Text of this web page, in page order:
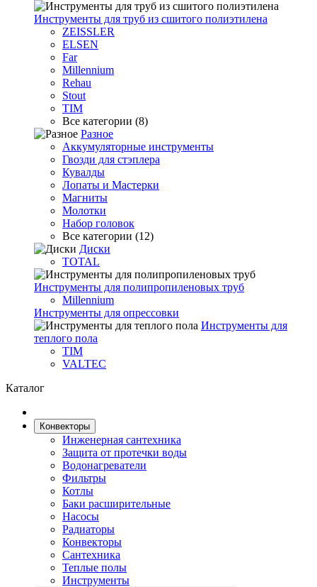
Инструменты для труб из сшитого полиэтилена
ZEISSLER
ELSEN
Far
Millennium
Rehau
Stout
TIM
Все категории (8)
Разное
Аккумуляторные инструменты
Гвозди для стэплера
Кувалды
Лопаты и Мастерки
Магниты
Молотки
Набор головок
Все категории (12)
Диски
TOTAL
Инструменты для полипропиленовых труб
Millennium
Инструменты для опрессовки
Инструменты для
теплого пола
TIM
VALTEC
Каталог
Конвекторы
Инженерная сантехника
Защита от протечки воды
Водонагреватели
Фильтры
Котлы
Баки расширительные
Насосы
Радиаторы
Конвекторы
Сантехника
Теплые полы
Инструменты